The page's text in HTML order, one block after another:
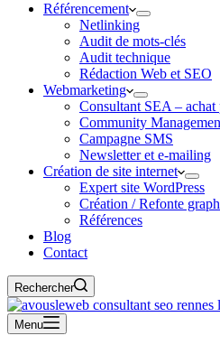
Référencement
Netlinking
Audit de mots-clés
Audit technique
Rédaction Web et SEO
Webmarketing
Consultant SEA –
Community
Campagne SMS
Newsletter et e-mailing
Création de site internet
Expert site WordPress
Création / Refonte
Références
Blog
Contact
Rechercher
Menu